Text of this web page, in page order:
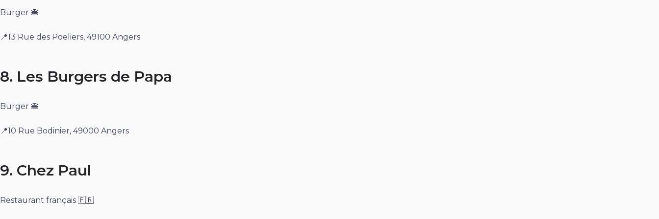
Burger 🍔
📍13 Rue des Poeliers, 49100 Angers
8. Les Burgers de Papa
Burger 🍔
📍10 Rue Bodinier, 49000 Angers
9. Chez Paul
Restaurant français 🇫🇷